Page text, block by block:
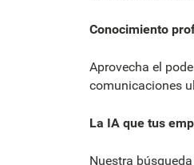
Conocimiento
Aprovecha el
comunicaciones
La IA que tus
Nuestra